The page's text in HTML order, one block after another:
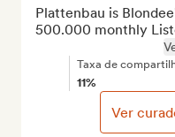
Plattenbau is
500.000 monthly
Taxa de
11%
Ver